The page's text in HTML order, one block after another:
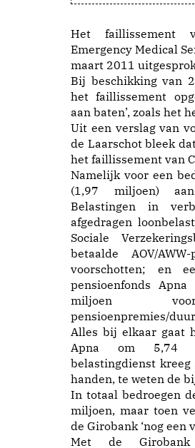
Het faillissement
Emergency Medical
maart 2011
Bij beschikking van
het faillissement
aan baten’, zoals het
Uit een verslag van
de Laarschot bleek
het faillissement van
Namelijk voor een
(1,97 miljoen)
Belastingen in
afgedragen
Sociale
betaalde AOV/
voorschotten; en
pensioenfonds
miljoen
pensioenpremies/
Alles bij elkaar gaat
Apna om 5,74
belastingdienst
handen, te weten de
In totaal bedroegen
miljoen, maar toen
de Girobank ‘nog een
Met de